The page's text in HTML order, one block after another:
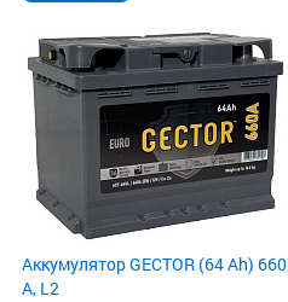
Аккумулятор GECTOR (64 Ah) 660
А, L2